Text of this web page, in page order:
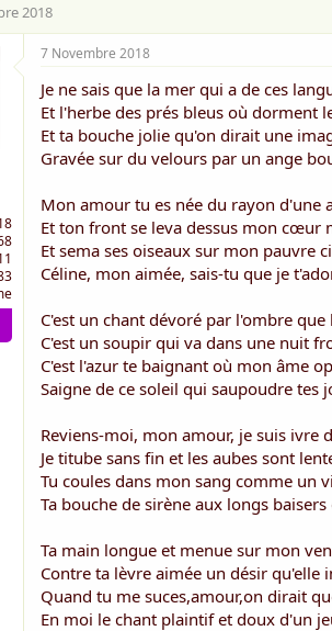
2018
7 Novembre 2018
Je ne sais que la mer qui a de ces
Et l'herbe des prés bleus où dorment
Et ta bouche jolie qu'on dirait une
Gravée sur du velours par un ange
Mon amour tu es née du rayon d'une
Et ton front se leva dessus mon cœur
Et sema ses oiseaux sur mon pauvre
Céline, mon aimée, sais-tu que je
C'est un chant dévoré par l'ombre que
C'est un soupir qui va dans une nuit
C'est l'azur te baignant où mon âme
Saigne de ce soleil qui saupoudre tes
Reviens-moi, mon amour, je suis ivre
Je titube sans fin et les aubes sont
Tu coules dans mon sang comme un
Ta bouche de sirène aux longs baisers
Ta main longue et menue sur mon
Contre ta lèvre aimée un désir qu'elle
Quand tu me suces,amour,on dirait
En moi le chant plaintif et doux d'un